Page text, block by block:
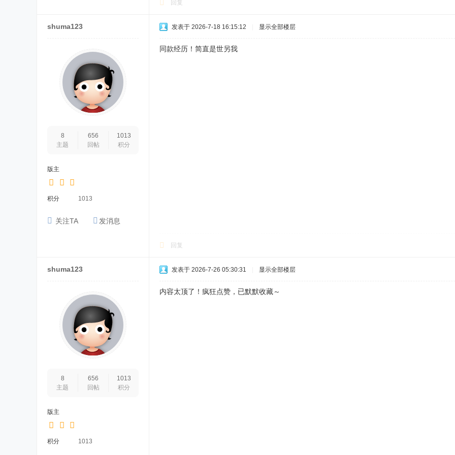
回复
shuma123
8
主题
656
回帖
1013
积分
版主
积分 1013
关注TA 发消息
发表于 2026-7-18 16:15:12 显示全部楼层
同款经历！简直是世另我
回复
shuma123
8
主题
656
回帖
1013
积分
版主
积分 1013
发表于 2026-7-26 05:30:31 显示全部楼层
内容太顶了！疯狂点赞，已默默收藏～